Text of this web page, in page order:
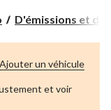
D'émissions et
et voir
Ajouter un véhicule